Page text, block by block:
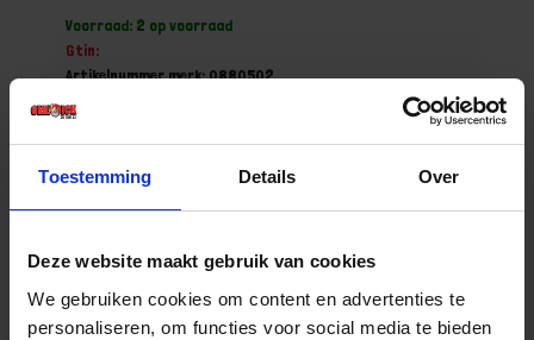
Toestemming Details Over
Deze website maakt gebruik van cookies
We gebruiken cookies om content en advertenties te
personaliseren, om functies voor social media te bieden
Voorraad: 2 op voorraad
Gtin:
Artikelnummer merk: 0880502
- +
Bestel nu!